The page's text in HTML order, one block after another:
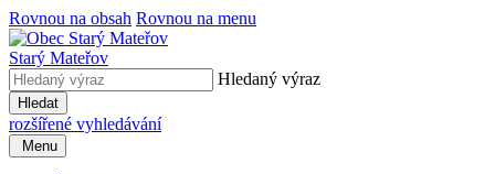
Rovnou na obsah Rovnou na menu
Starý Mateřov
Hledaný výraz
Hledat
rozšířené vyhledávání
Menu